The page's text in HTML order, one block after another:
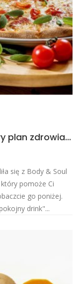
plan zdrowia...
się z Body & Soul
pomoże Ci
go poniżej.
drink"...